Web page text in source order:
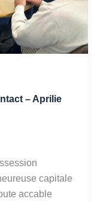
– Aprilie
capitale
accable